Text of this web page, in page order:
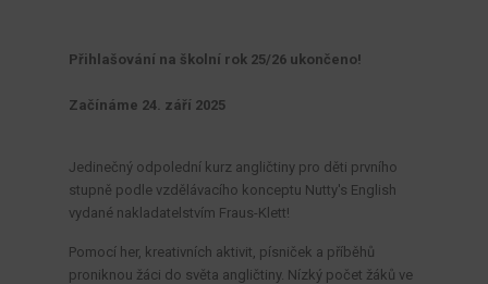
Přihlašování na školní rok 25/26 ukončeno!
Začínáme 24. září 2025
Jedinečný odpolední kurz angličtiny pro děti prvního
stupně podle vzdělávacího konceptu Nutty's English
vydané nakladatelstvím Fraus-Klett!
Pomocí her, kreativních aktivit, písniček a příběhů
proniknou žáci do světa angličtiny. Nízký počet žáků ve